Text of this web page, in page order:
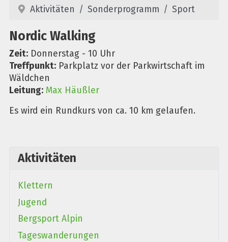
Aktivitäten
Klettern
Jugend
Bergsport Alpin
Tageswanderungen
Aktivitäten Sonderprogramm Sport
Nordic Walking
Zeit:Donnerstag - 10 Uhr
Treffpunkt:Parkplatz vor der Parkwirtschaft im
Wäldchen
Leitung: Max Häußler
Es wird ein Rundkurs von ca. 10 km gelaufen.